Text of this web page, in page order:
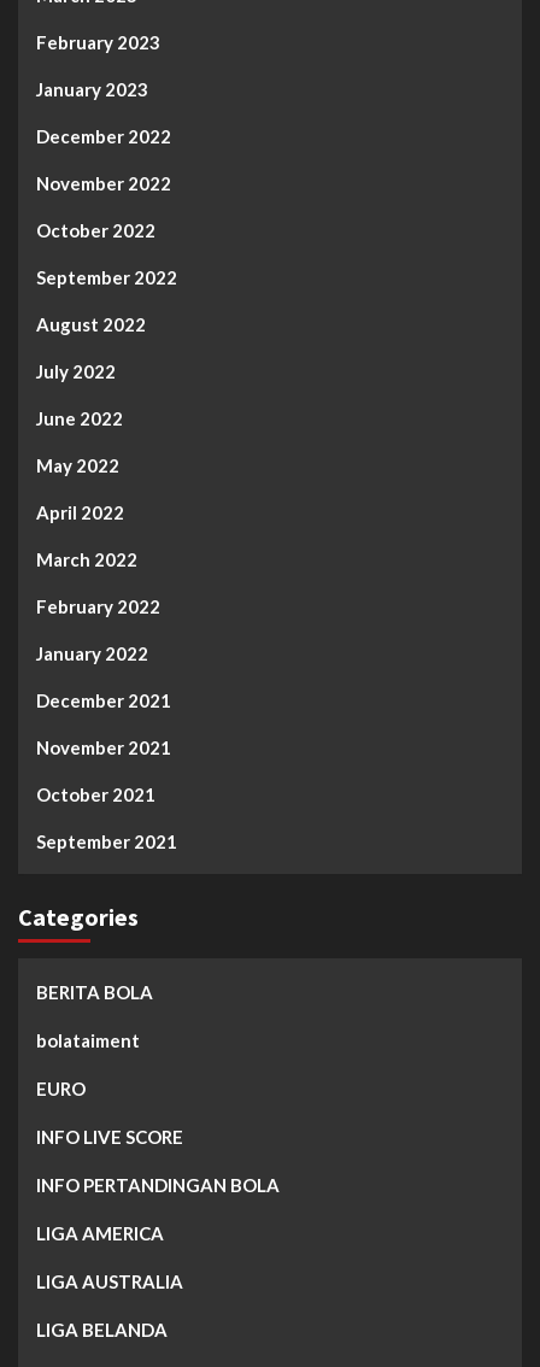
February 2023
January 2023
December 2022
November 2022
October 2022
September 2022
August 2022
July 2022
June 2022
May 2022
April 2022
March 2022
February 2022
January 2022
December 2021
November 2021
October 2021
September 2021
Categories
BERITA BOLA
bolataiment
EURO
INFO LIVE SCORE
INFO PERTANDINGAN BOLA
LIGA AMERICA
LIGA AUSTRALIA
LIGA BELANDA